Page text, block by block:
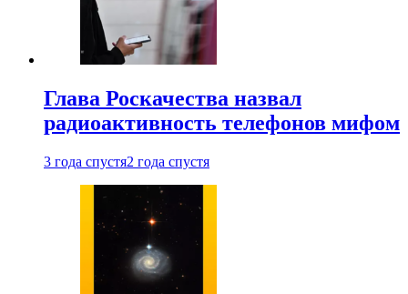
Глава Роскачества назвал
радиоактивность телефонов мифом
3 года спустя2 года спустя